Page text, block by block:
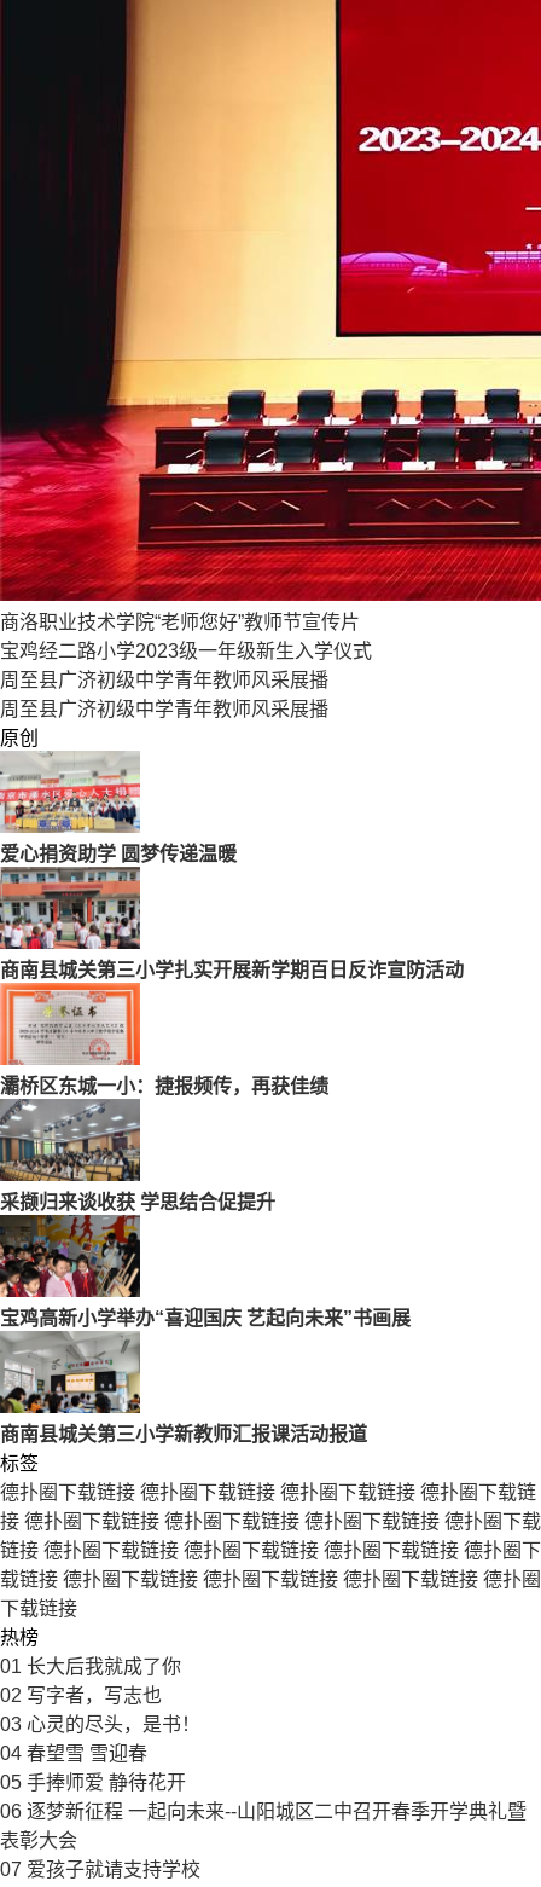
商洛职业技术学院“老师您好”教师节宣传片
宝鸡经二路小学2023级一年级新生入学仪式
周至县广济初级中学青年教师风采展播
周至县广济初级中学青年教师风采展播
原创
爱心捐资助学 圆梦传递温暖
商南县城关第三小学扎实开展新学期百日反诈宣防活动
灞桥区东城一小：捷报频传，再获佳绩
采撷归来谈收获 学思结合促提升
宝鸡高新小学举办“喜迎国庆 艺起向未来”书画展
商南县城关第三小学新教师汇报课活动报道
标签
德扑圈下载链接 德扑圈下载链接 德扑圈下载链接 德扑圈下载链
接 德扑圈下载链接 德扑圈下载链接 德扑圈下载链接 德扑圈下载
链接 德扑圈下载链接 德扑圈下载链接 德扑圈下载链接 德扑圈下
载链接 德扑圈下载链接 德扑圈下载链接 德扑圈下载链接 德扑圈
下载链接
热榜
01 长大后我就成了你
02 写字者，写志也
03 心灵的尽头，是书！
04 春望雪 雪迎春
05 手捧师爱 静待花开
06 逐梦新征程 一起向未来--山阳城区二中召开春季开学典礼暨
表彰大会
07 爱孩子就请支持学校